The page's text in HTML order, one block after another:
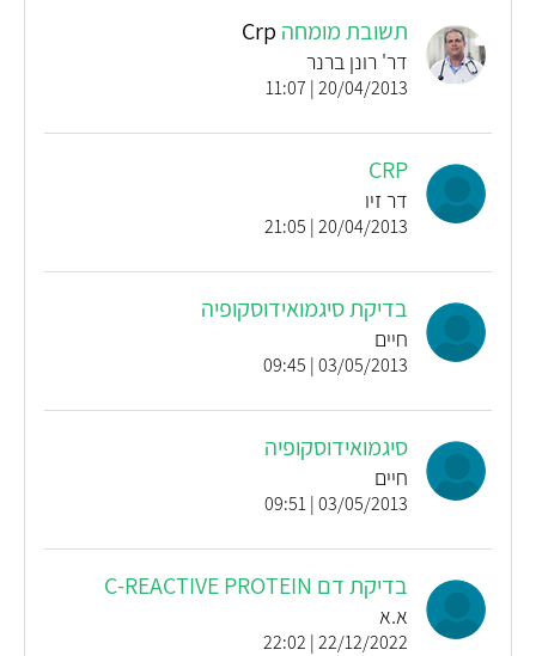
תשובת מומחה Crp
דר' רונן ברנר
20/04/2013 | 11:07
CRP
דר זיו
20/04/2013 | 21:05
בדיקת סיגמואידוסקופיה
חיים
03/05/2013 | 09:45
סיגמואידוסקופיה
חיים
03/05/2013 | 09:51
בדיקת דם C-REACTIVE PROTEIN
א.א
22/12/2022 | 22:02